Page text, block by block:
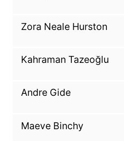
Zora Neale Hurston
Kahraman Tazeoğlu
Andre Gide
Maeve Binchy